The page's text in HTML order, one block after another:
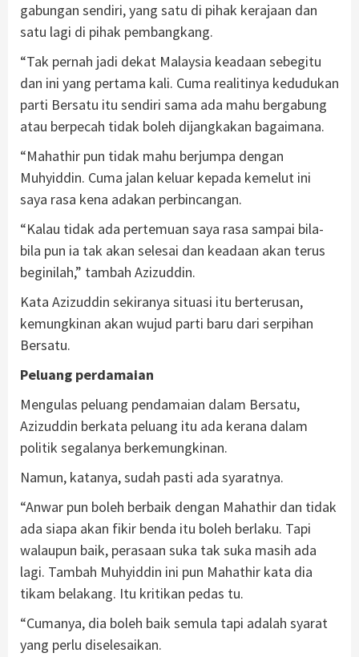
gabungan sendiri, yang satu di pihak kerajaan dan
satu lagi di pihak pembangkang.
“Tak pernah jadi dekat Malaysia keadaan sebegitu
dan ini yang pertama kali. Cuma realitinya kedudukan
parti Bersatu itu sendiri sama ada mahu bergabung
atau berpecah tidak boleh dijangkakan bagaimana.
“Mahathir pun tidak mahu berjumpa dengan
Muhyiddin. Cuma jalan keluar kepada kemelut ini
saya rasa kena adakan perbincangan.
“Kalau tidak ada pertemuan saya rasa sampai bila-
bila pun ia tak akan selesai dan keadaan akan terus
beginilah,” tambah Azizuddin.
Kata Azizuddin sekiranya situasi itu berterusan,
kemungkinan akan wujud parti baru dari serpihan
Bersatu.
Peluang perdamaian
Mengulas peluang pendamaian dalam Bersatu,
Azizuddin berkata peluang itu ada kerana dalam
politik segalanya berkemungkinan.
Namun, katanya, sudah pasti ada syaratnya.
“Anwar pun boleh berbaik dengan Mahathir dan tidak
ada siapa akan fikir benda itu boleh berlaku. Tapi
walaupun baik, perasaan suka tak suka masih ada
lagi. Tambah Muhyiddin ini pun Mahathir kata dia
tikam belakang. Itu kritikan pedas tu.
“Cumanya, dia boleh baik semula tapi adalah syarat
yang perlu diselesaikan.